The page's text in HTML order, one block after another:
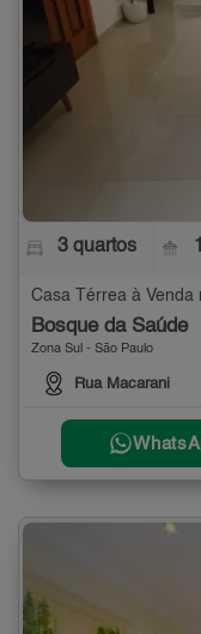
3 quartos
Bosque da Saúde
Zona Sul - São Paulo
Rua Macarani